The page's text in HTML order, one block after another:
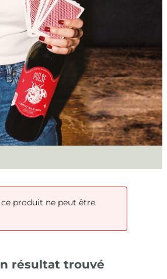
ce produit ne peut être
résultat trouvé